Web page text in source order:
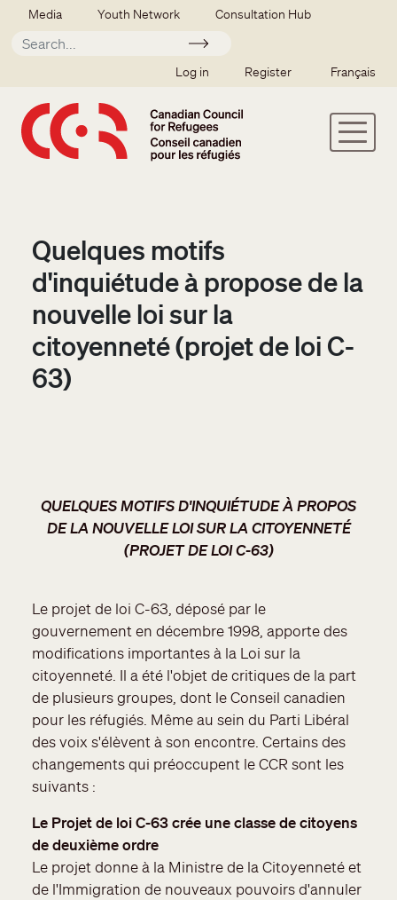
Skip to main content
Secondary menu
Media Youth Network Consultation Hub
Apply
SSO user menu
Log in Register Français
Quelques motifs
d'inquiétude à propose de la
nouvelle loi sur la
citoyenneté (projet de loi C-
63)
QUELQUES MOTIFS D'INQUIÉTUDE À PROPOS
DE LA NOUVELLE LOI SUR LA CITOYENNETÉ
(PROJET DE LOI C-63)
Le projet de loi C-63, déposé par le
gouvernement en décembre 1998, apporte des
modifications importantes à la Loi sur la
citoyenneté. Il a été l'objet de critiques de la part
de plusieurs groupes, dont le Conseil canadien
pour les réfugiés. Même au sein du Parti Libéral
des voix s'élèvent à son encontre. Certains des
changements qui préoccupent le CCR sont les
suivants :
Le Projet de loi C-63 crée une classe de citoyens
de deuxième ordre
Le projet donne à la Ministre de la Citoyenneté et
de l'Immigration de nouveaux pouvoirs d'annuler